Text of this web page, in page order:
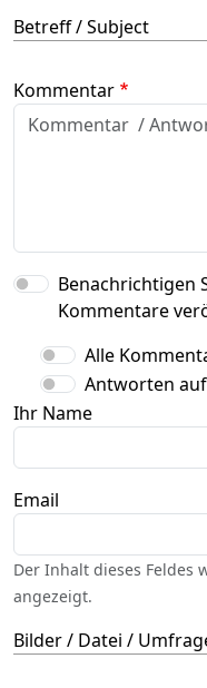
Betreff / Subject
Kommentar
Benachrichtigen
Kommentare
Alle
Antworten
Ihr Name
Email
Der Inhalt dieses Feldes
angezeigt.
Bilder / Datei /